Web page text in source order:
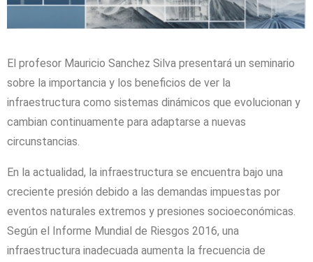
El profesor Mauricio Sanchez Silva presentará un seminario
sobre la importancia y los beneficios de ver la
infraestructura como sistemas dinámicos que evolucionan y
cambian continuamente para adaptarse a nuevas
circunstancias.
En la actualidad, la infraestructura se encuentra bajo una
creciente presión debido a las demandas impuestas por
eventos naturales extremos y presiones socioeconómicas.
Según el Informe Mundial de Riesgos 2016, una
infraestructura inadecuada aumenta la frecuencia de